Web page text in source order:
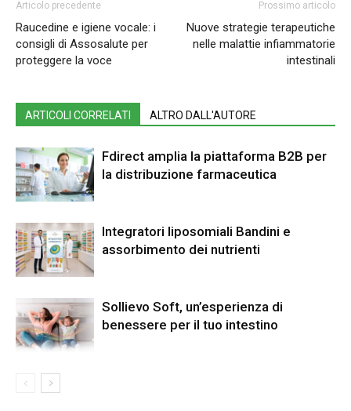
Articolo precedente
Raucedine e igiene vocale: i
consigli di Assosalute per
proteggere la voce
Prossimo articolo
Nuove strategie terapeutiche
nelle malattie infiammatorie
intestinali
ARTICOLI CORRELATI ALTRO DALL'AUTORE
Fdirect amplia la piattaforma B2B per
la distribuzione farmaceutica
Integratori liposomiali Bandini e
assorbimento dei nutrienti
Sollievo Soft, un’esperienza di
benessere per il tuo intestino